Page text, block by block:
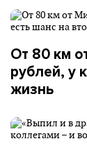
От 80 км
рублей, у
жизнь